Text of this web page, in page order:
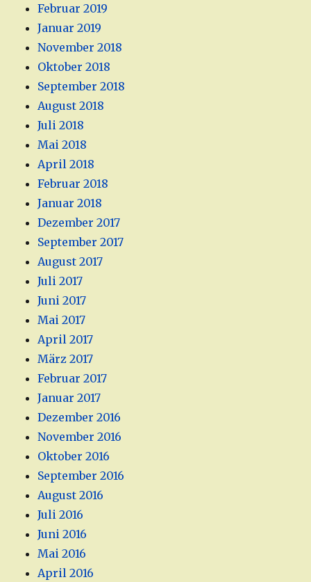
Februar 2019
Januar 2019
November 2018
Oktober 2018
September 2018
August 2018
Juli 2018
Mai 2018
April 2018
Februar 2018
Januar 2018
Dezember 2017
September 2017
August 2017
Juli 2017
Juni 2017
Mai 2017
April 2017
März 2017
Februar 2017
Januar 2017
Dezember 2016
November 2016
Oktober 2016
September 2016
August 2016
Juli 2016
Juni 2016
Mai 2016
April 2016